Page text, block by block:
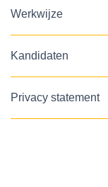
Werkwijze
Kandidaten
Privacy statement